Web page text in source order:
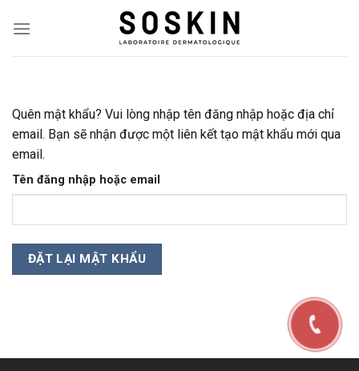
Quên mật khẩu? Vui lòng nhập tên đăng nhập hoặc địa chỉ
email. Bạn sẽ nhận được một liên kết tạo mật khẩu mới qua
email.
Tên đăng nhập hoặc email
ĐẶT LẠI MẬT KHẨU